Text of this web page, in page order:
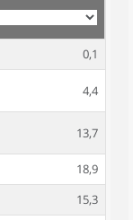
0,1
4,4
13,7
18,9
15,3